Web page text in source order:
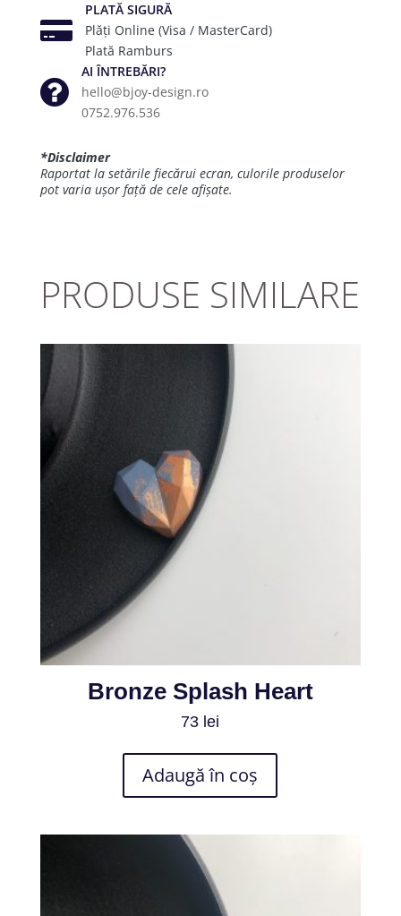
PLATĂ SIGURĂ
Plăți Online (Visa / MasterCard)
Plată Ramburs
AI ÎNTREBĂRI?
hello@bjoy-design.ro
0752.976.536
*Disclaimer
Raportat la setările fiecărui ecran, culorile produselor
pot varia ușor față de cele afișate.
PRODUSE SIMILARE
Bronze Splash Heart
73 lei
Adaugă în coș